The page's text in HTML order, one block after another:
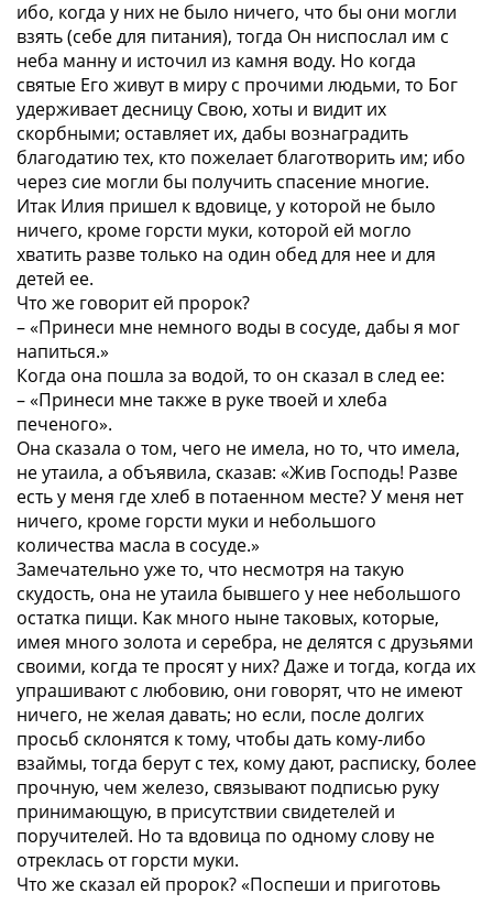
ибо, когда у них не было ничего, что бы они могли
взять (себе для питания), тогда Он ниспослал им с
неба манну и источил из камня воду. Но когда
святые Его живут в миру с прочими людьми, то Бог
удерживает десницу Свою, хоты и видит их
скорбными; оставляет их, дабы вознаградить
благодатию тех, кто пожелает благотворить им; ибо
через сие могли бы получить спасение многие.
Итак Илия пришел к вдовице, у которой не было
ничего, кроме горсти муки, которой ей могло
хватить разве только на один обед для нее и для
детей ее.
Что же говорит ей пророк?
– «Принеси мне немного воды в сосуде, дабы я мог
напиться.»
Когда она пошла за водой, то он сказал в след ее:
– «Принеси мне также в руке твоей и хлеба
печеного».
Она сказала о том, чего не имела, но то, что имела,
не утаила, а объявила, сказав: «Жив Господь! Разве
есть у меня где хлеб в потаенном месте? У меня нет
ничего, кроме горсти муки и небольшого
количества масла в сосуде.»
Замечательно уже то, что несмотря на такую
скудость, она не утаила бывшего у нее небольшого
остатка пищи. Как много ныне таковых, которые,
имея много золота и серебра, не делятся с друзьями
своими, когда те просят у них? Даже и тогда, когда их
упрашивают с любовию, они говорят, что не имеют
ничего, не желая давать; но если, после долгих
просьб склонятся к тому, чтобы дать кому-либо
взаймы, тогда берут с тех, кому дают, расписку, более
прочную, чем железо, связывают подписью руку
принимающую, в присутствии свидетелей и
поручителей. Но та вдовица по одному слову не
отреклась от горсти муки.
Что же сказал ей пророк? «Поспеши и приготовь